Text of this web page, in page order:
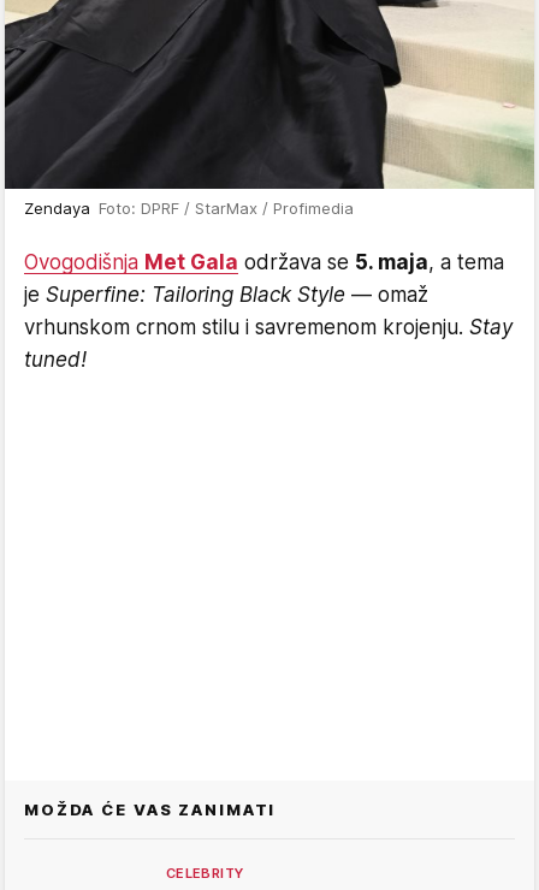
Zendaya Foto: DPRF / StarMax / Profimedia
Ovogodišnja Met Gala održava se 5. maja, a tema
je Superfine: Tailoring Black Style — omaž
vrhunskom crnom stilu i savremenom krojenju. Stay
tuned!
MOŽDA ĆE VAS ZANIMATI
CELEBRITY